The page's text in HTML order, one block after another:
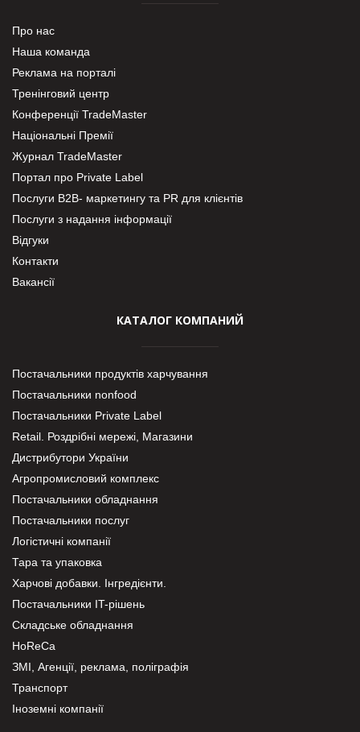
Про нас
Наша команда
Реклама на порталі
Тренінговий центр
Конференції TradeMaster
Національні Премії
Журнал TradeMaster
Портал про Private Label
Послуги В2В- маркетингу та PR для клієнтів
Послуги з надання інформації
Відгуки
Контакти
Вакансії
КАТАЛОГ КОМПАНИЙ
Постачальники продуктів харчування
Постачальники nonfood
Постачальники Private Label
Retail. Роздрібні мережі, Магазини
Дистрибутори України
Агропромисловий комплекс
Постачальники обладнання
Постачальники послуг
Логістичні компанії
Тара та упаковка
Харчові добавки. Інгредієнти.
Постачальники IT-рішень
Складське обладнання
HoReCa
ЗМІ, Агенції, реклама, поліграфія
Транспорт
Іноземні компанії